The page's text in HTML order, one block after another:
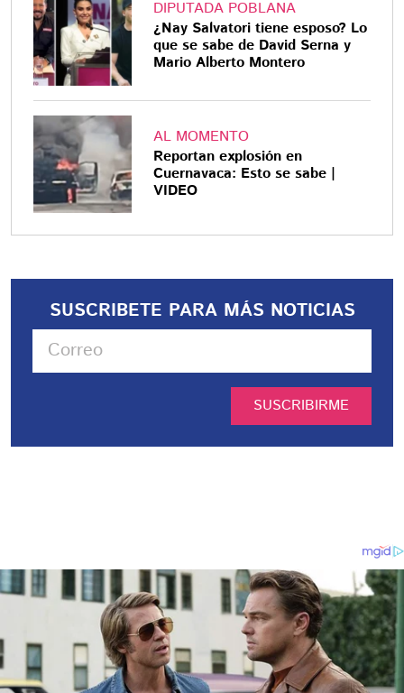
DIPUTADA POBLANA
¿Nay Salvatori tiene esposo? Lo
que se sabe de David Serna y
Mario Alberto Montero
AL MOMENTO
Reportan explosión en
Cuernavaca: Esto se sabe |
VIDEO
SUSCRIBETE PARA MÁS NOTICIAS
SUSCRIBIRME